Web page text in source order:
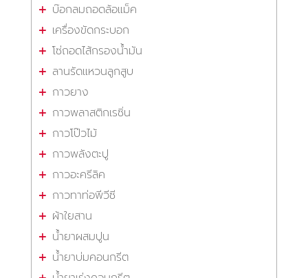
บ๊อกลมถอดล้อแม็ค
เครื่องขัดกระบอก
โซ่ถอดไส้กรองน้ำมัน
ลานรัดแหวนลูกสูบ
กาวยาง
กาวพลาสติกเรซิ่น
กาวโป๊วไม้
กาวพลังตะปู
กาวอะครีลิค
กาวทาท่อพีวีซี
ผ้าใยสาน
น้ำยาผสมปูน
น้ำยาบ่มคอนกรีต